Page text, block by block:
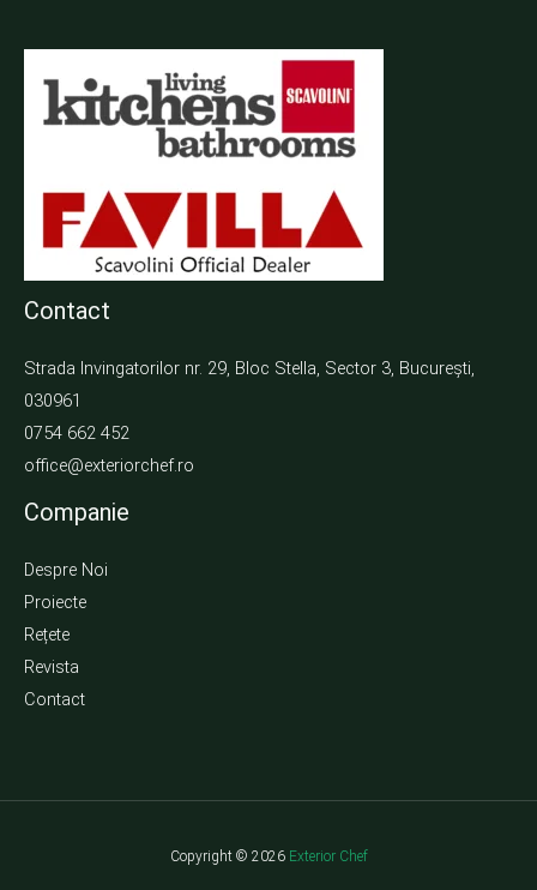
Contact
Strada Invingatorilor nr. 29, Bloc Stella, Sector 3, București,
030961
0754 662 452
office@exteriorchef.ro
Companie
Despre Noi
Proiecte
Rețete
Revista
Contact
Copyright © 2026 Exterior Chef